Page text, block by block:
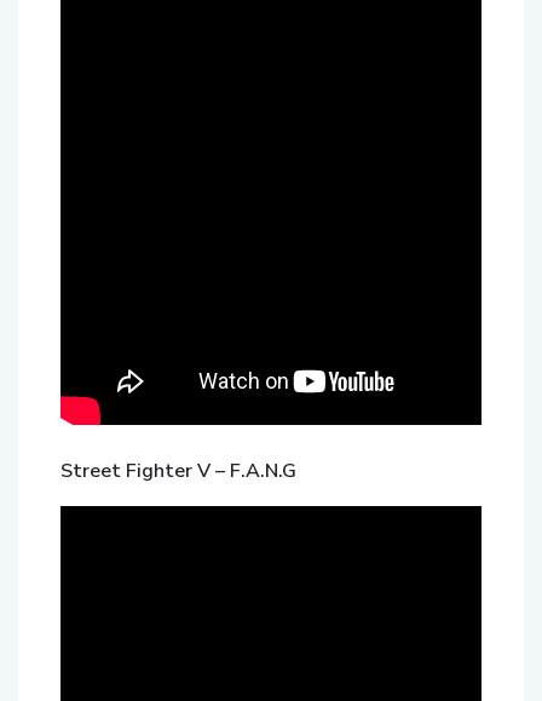
Street Fighter V – F.A.N.G